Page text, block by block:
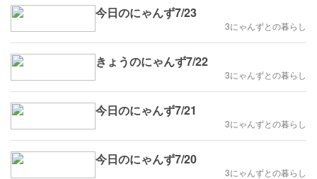
今日のにゃんず7/23
3にゃんずとの暮らし
きょうのにゃんず7/22
3にゃんずとの暮らし
今日のにゃんず7/21
3にゃんずとの暮らし
今日のにゃんず7/20
3にゃんずとの暮らし